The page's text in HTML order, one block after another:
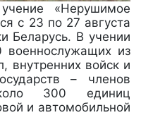
«Нерушимое
с 23 по 27 августа
Беларусь. В учении
военнослужащих из
внутренних войск и
– членов
300 единиц
и автомобильной